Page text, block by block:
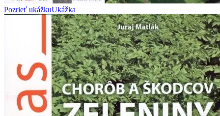
Pozrieť ukážkuUkážka